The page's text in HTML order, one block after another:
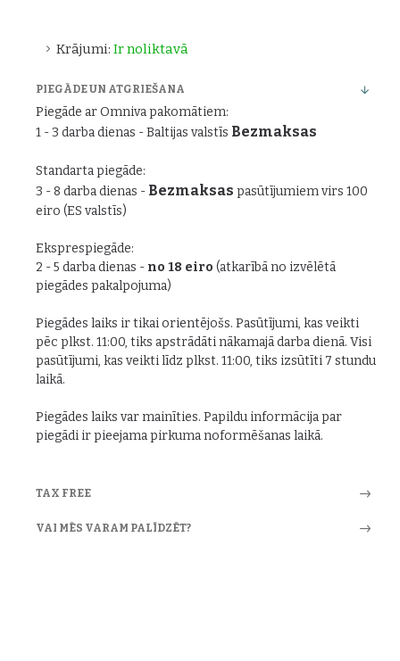
Krājumi: Ir noliktavā
PIEGĀDE UN ATGRIEŠANA
Piegāde ar Omniva pakomātiem:
1 - 3 darba dienas - Baltijas valstīs Bezmaksas
Standarta piegāde:
3 - 8 darba dienas - Bezmaksas pasūtījumiem virs 100
eiro (ES valstīs)
Eksprespiegāde:
2 - 5 darba dienas - no 18 eiro (atkarībā no izvēlētā
piegādes pakalpojuma)
Piegādes laiks ir tikai orientējošs. Pasūtījumi, kas veikti
pēc plkst. 11:00, tiks apstrādāti nākamajā darba dienā. Visi
pasūtījumi, kas veikti līdz plkst. 11:00, tiks izsūtīti 7 stundu
laikā.
Piegādes laiks var mainīties. Papildu informācija par
piegādi ir pieejama pirkuma noformēšanas laikā.
TAX FREE
VAI MĒS VARAM PALĪDZĒT?